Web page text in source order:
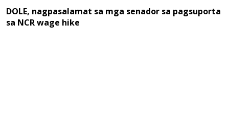
DOLE, nagpasalamat sa mga senador sa pagsuporta
sa NCR wage hike